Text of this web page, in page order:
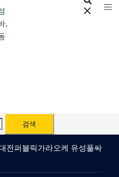
,
전퍼블릭가라오케 유성풀싸